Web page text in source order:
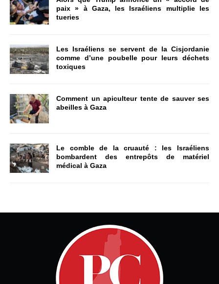
paix » à Gaza, les Israéliens multiplie les
tueries
Les Israéliens se servent de la Cisjordanie
comme d’une poubelle pour leurs déchets
toxiques
Comment un apiculteur tente de sauver ses
abeilles à Gaza
Le comble de la cruauté : les Israéliens
bombardent des entrepôts de matériel
médical à Gaza